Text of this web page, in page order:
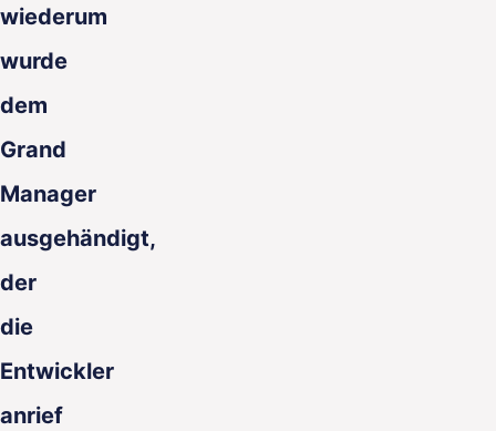
wiederum
wurde
dem
Grand
Manager
ausgehändigt,
der
die
Entwickler
anrief